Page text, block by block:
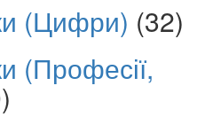
(Цифри) (32)
(Професії,